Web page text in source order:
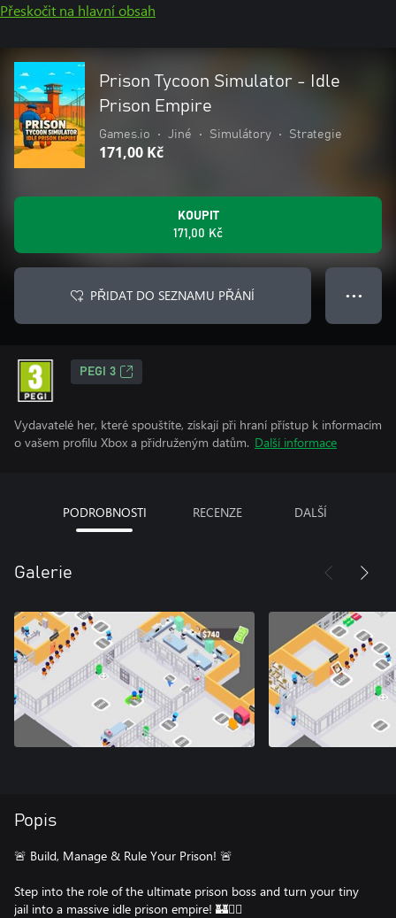
Přeskočit na hlavní obsah
Prison Tycoon Simulator - Idle
Prison Empire
Games.io • Jiné • Simulátory • Strategie
171,00 Kč
KOUPIT
171,00 Kč
PŘIDAT DO SEZNAMU PŘÁNÍ ● ● ●
PEGI 3
Vydavatelé her, které spouštíte, získají při hraní přístup k informacím
o vašem profilu Xbox a přidruženým datům. Další informace
PODROBNOSTI RECENZE DALŠÍ
Galerie
Popis
🚨 Build, Manage & Rule Your Prison! 🚨
Step into the role of the ultimate prison boss and turn your tiny
jail into a massive idle prison empire! 🏰👮‍♂️